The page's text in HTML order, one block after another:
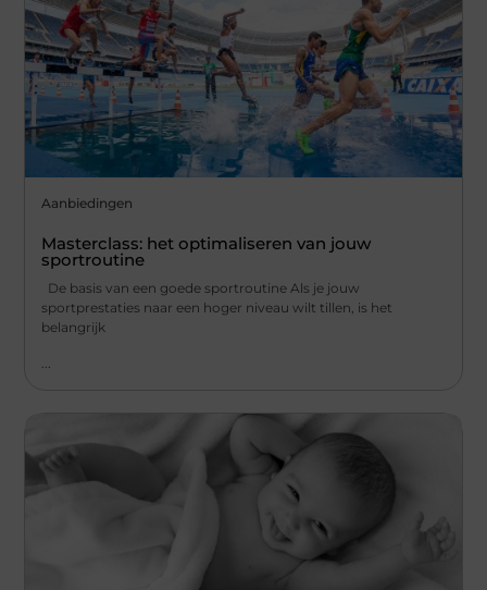
Aanbiedingen
Masterclass: het optimaliseren van jouw
sportroutine
De basis van een goede sportroutine Als je jouw
sportprestaties naar een hoger niveau wilt tillen, is het
belangrijk